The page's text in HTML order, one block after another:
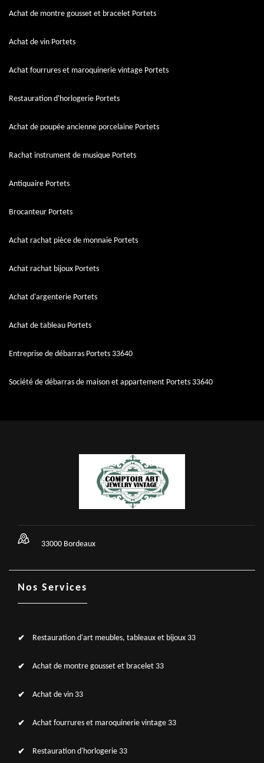
Achat de montre gousset et bracelet Portets
Achat de vin Portets
Achat fourrures et maroquinerie vintage Portets
Restauration d'horlogerie Portets
Achat de poupée ancienne porcelaine Portets
Rachat instrument de musique Portets
Antiquaire Portets
Brocanteur Portets
Achat rachat pièce de monnaie Portets
Achat rachat bijoux Portets
Achat d'argenterie Portets
Achat de tableau Portets
Entreprise de débarras Portets 33640
Société de débarras de maison et appartement Portets 33640
33000 Bordeaux
Nos Services
Restauration d'art meubles, tableaux et bijoux 33
Achat de montre gousset et bracelet 33
Achat de vin 33
Achat fourrures et maroquinerie vintage 33
Restauration d'horlogerie 33